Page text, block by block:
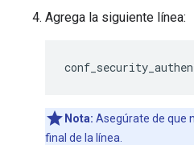
Agrega la siguiente línea:
Nota: Asegúrate de que
final de la línea.